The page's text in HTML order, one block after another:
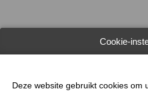
Cookie-
Deze website gebruikt cookies om